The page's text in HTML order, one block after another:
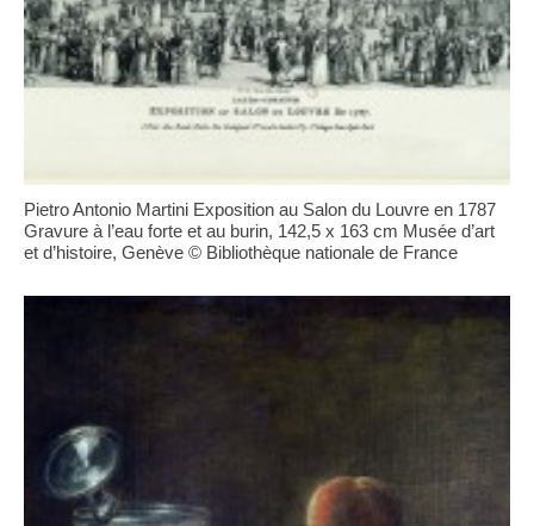
Pietro Antonio Martini Exposition au Salon du Louvre en 1787
Gravure à l’eau forte et au burin, 142,5 x 163 cm Musée d’art
et d’histoire, Genève © Bibliothèque nationale de France